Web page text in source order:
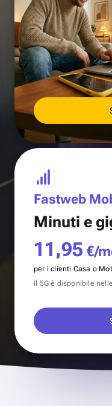
Fastweb
Minuti e
11,95 €/
per i clienti Casa o
Il 5G è disponibile